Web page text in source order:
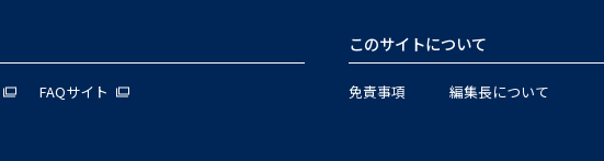
FAQサイト
このサイトについて
免責事項 編集長について